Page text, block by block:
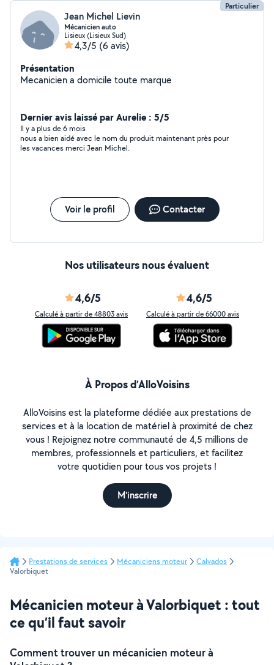
Particulier
Jean Michel Lievin
Mécanicien auto
Lisieux (Lisieux Sud)
4,3/5 (6 avis)
Présentation
Mecanicien a domicile toute marque
Dernier avis laissé par Aurelie : 5/5
Il y a plus de 6 mois
nous a bien aidé avec le nom du produit maintenant près pour
les vacances merci Jean Michel.
Voir le profil Contacter
Nos utilisateurs nous évaluent
4,6/5
Calculé à partir de 48803 avis
4,6/5
Calculé à partir de 66000 avis
À Propos d’AlloVoisins
AlloVoisins est la plateforme dédiée aux prestations de
services et à la location de matériel à proximité de chez
vous ! Rejoignez notre communauté de 4,5 millions de
membres, professionnels et particuliers, et facilitez
votre quotidien pour tous vos projets !
M'inscrire
Prestations de services Mécaniciens moteur
Calvados
Valorbiquet
Mécanicien moteur à Valorbiquet : tout
ce qu’il faut savoir
Comment trouver un mécanicien moteur à